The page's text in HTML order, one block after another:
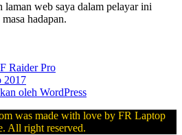
laman web saya dalam pelayar ini
hadapan.
Raider Pro
2017
oleh WordPress
was made with love by FR Laptop
All right reserved.